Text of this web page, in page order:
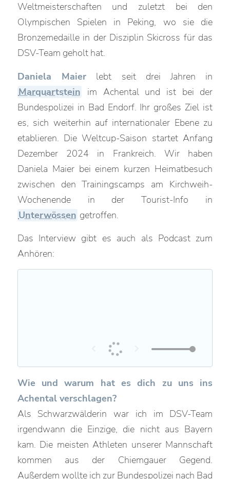
Weltmeisterschaften und zuletzt bei den
Olympischen Spielen in Peking, wo sie die
Bronzemedaille in der Disziplin Skicross für das
DSV-Team geholt hat.
Daniela Maierlebt seit drei Jahren in
Marquartstein
im Achental und ist bei der
Bundespolizei in Bad Endorf. Ihr großes Ziel ist
es, sich weiterhin auf internationaler Ebene zu
etablieren. Die Weltcup-Saison startet Anfang
Dezember 2024 in Frankreich. Wir haben
Daniela Maier bei einem kurzen Heimatbesuch
zwischen den Trainingscamps am Kirchweih-
Wochenende in der Tourist-Info in
Unterwössen getroffen.
Das Interview gibt es auch als Podcast zum
Anhören:
Wie und warum hat es dich zu uns ins
Achental verschlagen?
Als Schwarzwälderin war ich im DSV-Team
irgendwann die Einzige, die nicht aus Bayern
kam. Die meisten Athleten unserer Mannschaft
kommen aus der Chiemgauer Gegend.
Außerdem wollte ich zur Bundespolizei nach Bad